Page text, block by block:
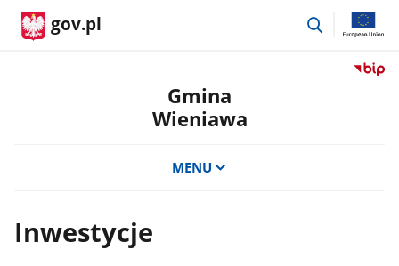
gov.pl
przejdź
Przejdź
Gmina
Wieniawa
MENU
Inwestycje